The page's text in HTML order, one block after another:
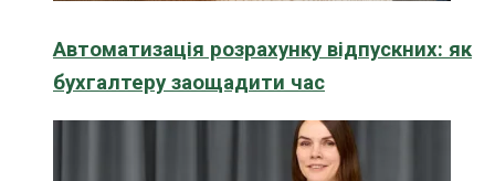
Автоматизація розрахунку відпускних: як
бухгалтеру заощадити час